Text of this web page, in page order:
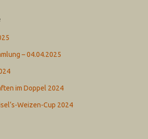
– 04.04.2025
im Doppel 2024
Weizen-Cup 2024